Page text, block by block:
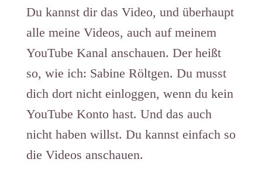
Du kannst dir das Video, und überhaupt
alle meine Videos, auch auf meinem
YouTube Kanal anschauen. Der heißt
so, wie ich: Sabine Röltgen. Du musst
dich dort nicht einloggen, wenn du kein
YouTube Konto hast. Und das auch
nicht haben willst. Du kannst einfach so
die Videos anschauen.